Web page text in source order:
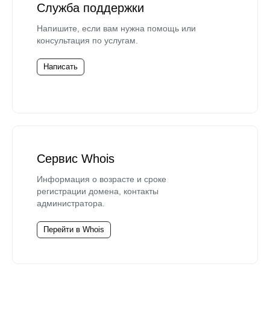
Служба поддержки
Напишите, если вам нужна помощь или
консультация по услугам.
Написать
Сервис Whois
Информация о возрасте и сроке
регистрации домена, контакты
администратора.
Перейти в Whois